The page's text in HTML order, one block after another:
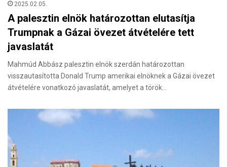
2025.02.05.
A palesztin elnök határozottan elutasítja
Trumpnak a Gázai övezet átvételére tett
javaslatát
Mahmúd Abbász palesztin elnök szerdán határozottan
visszautasította Donald Trump amerikai elnöknek a Gázai övezet
átvételére vonatkozó javaslatát, amelyet a török…